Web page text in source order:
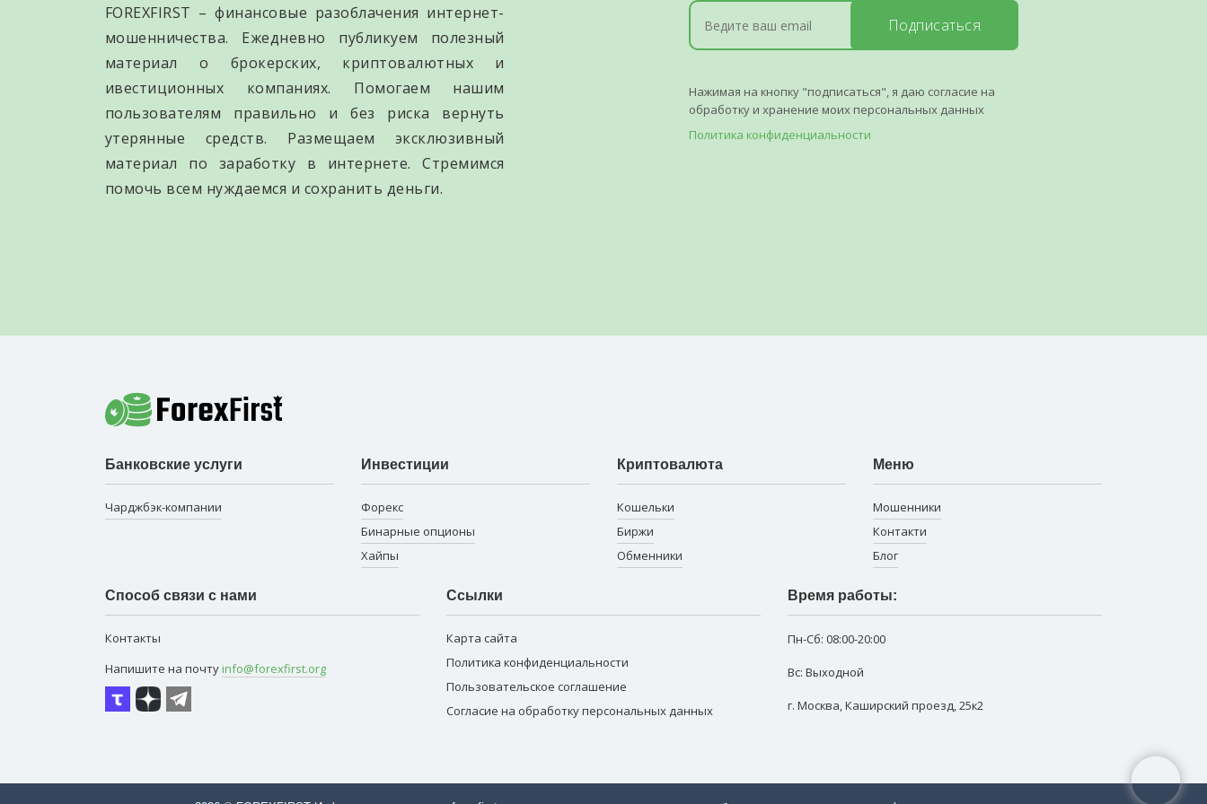
FOREXFIRST – финансовые разоблачения интернет-
мошенничества. Ежедневно публикуем полезный
материал о брокерских, криптовалютных и
ивестиционных компаниях. Помогаем нашим
пользователям правильно и без риска вернуть
утерянные средств. Размещаем эксклюзивный
материал по заработку в интернете. Стремимся
помочь всем нуждаемся и сохранить деньги.
Подписаться
Нажимая на кнопку "подписаться", я даю согласие на
обработку и хранение моих персональных данных
Политика конфиденциальности
Банковские услуги
Чарджбэк-компании
Инвестиции
Форекс
Бинарные опционы
Хайпы
Криптовалюта
Кошельки
Биржи
Обменники
Меню
Мошенники
Контакти
Блог
Способ связи с нами
Контакты
Напишите на почту info@forexfirst.org
Ссылки
Карта сайта
Политика конфиденциальности
Пользовательское соглашение
Согласие на обработку персональных данных
Время работы:
Пн-Сб: 08:00-20:00
Вс: Выходной
г. Москва,Каширский проезд, 25к2